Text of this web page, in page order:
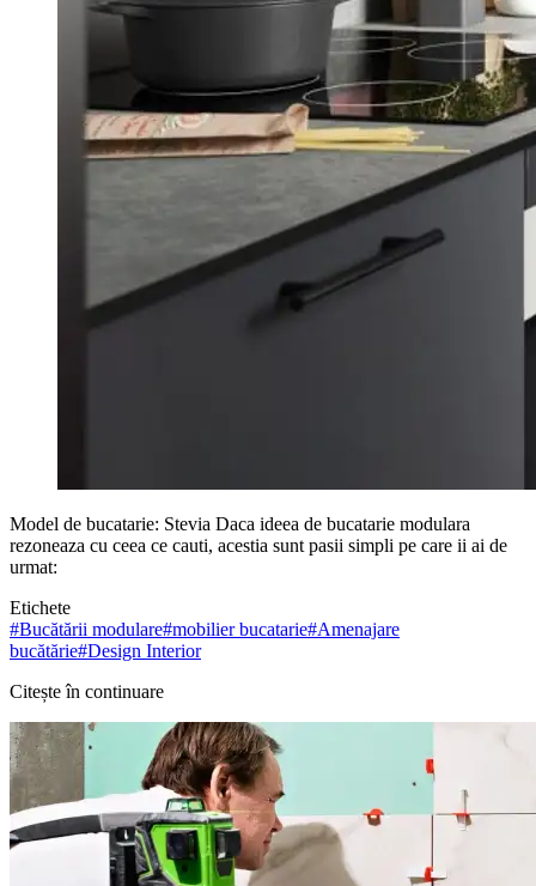
Model de bucatarie: Stevia Daca ideea de bucatarie modulara
rezoneaza cu ceea ce cauti, acestia sunt pasii simpli pe care ii ai de
urmat:
Etichete
#Bucătării modulare#mobilier bucatarie#Amenajare
bucătărie#Design Interior
Citește în continuare